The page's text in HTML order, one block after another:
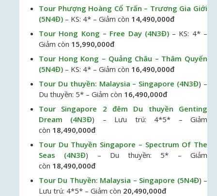
Tour Phượng Hoàng Cổ Trấn – Trương Gia Giới
(5N4Đ) – KS: 4* – Giảm còn 14,490,000đ
Tour Hong Kong – Free Day (4N3Đ) – KS: 4* –
Giảm còn 15,990,000đ
Tour Hong Kong – Quảng Châu – Thâm Quyến
(5N4Đ) – KS: 4* – Giảm còn 16,490,000đ
Tour Du thuyền: Malaysia – Singapore (4N3Đ) –
Du thuyền: 5* – Giảm còn 16,490,000đ
Tour Singapore 2 đêm Du thuyền Genting
Dream (4N3Đ) – Lưu trú: 4*5* – Giảm
còn 18,490,000đ
Tour Du Thuyền Singapore – Spectrum Of The
Seas (4N3Đ) – Du thuyền: 5* – Giảm
còn 18,490,000đ
Tour Du Thuyền: Malaysia – Singapore (5N4Đ) –
Lưu trú: 4*5* – Giảm còn 20,490,000đ